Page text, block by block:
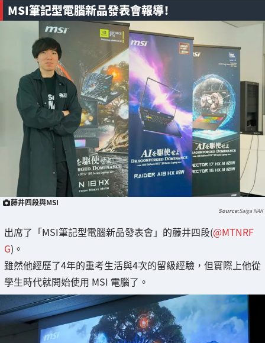
MSI筆記型電腦新品發表會報導！
藤井四段與MSI
Saiga NAK
出席了「MSI筆記型電腦新品發表會」的藤井四段(@MTNRF
G)。
雖然他經歷了4年的重考生活與4次的留級經驗，但實際上他從
學生時代就開始使用 MSI 電腦了。